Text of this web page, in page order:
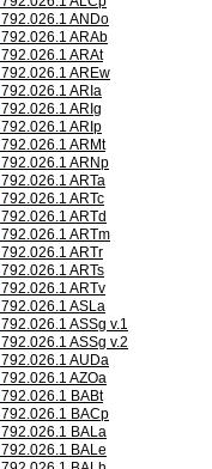
792.026.1 ANDo
792.026.1 ARAb
792.026.1 ARAt
792.026.1 AREw
792.026.1 ARIa
792.026.1 ARIg
792.026.1 ARIp
792.026.1 ARMt
792.026.1 ARNp
792.026.1 ARTa
792.026.1 ARTc
792.026.1 ARTd
792.026.1 ARTm
792.026.1 ARTr
792.026.1 ARTs
792.026.1 ARTv
792.026.1 ASLa
792.026.1 ASSg v.1
792.026.1 ASSg v.2
792.026.1 AUDa
792.026.1 AZOa
792.026.1 BABt
792.026.1 BACp
792.026.1 BALa
792.026.1 BALe